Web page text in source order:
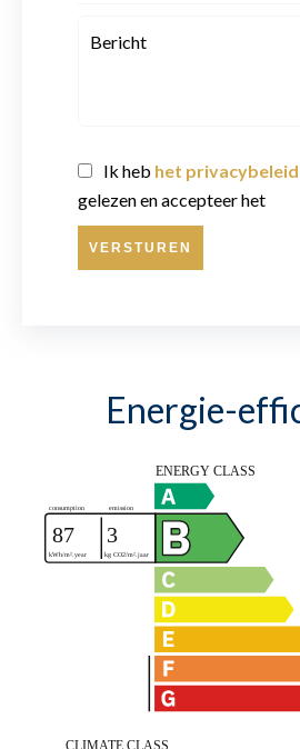
Ik heb het privacybeleid
gelezen en accepteer het
VERSTUREN
Energie-